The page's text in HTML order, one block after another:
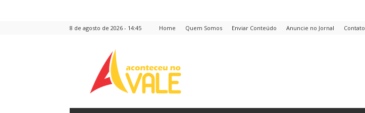
8 de agosto de 2026 - 14:45 Home Quem Somos Enviar Conteúdo Anuncie no Jornal Contato
Aconteceu
no
Vale